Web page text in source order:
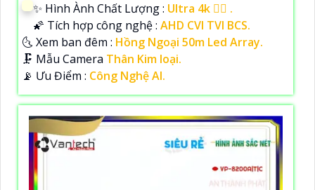
✨ Hình Ành Chất Lượng : Ultra 4k 👍🏾 .
🌠 Tích hợp công nghệ : AHD CVI TVI BCS.
🌜 Xem ban đêm : Hồng Ngoại 50m Led Array.
🗜️ Mẫu Camera Thân Kim loại.
️📡 Ưu Điểm : Công Nghệ AI.